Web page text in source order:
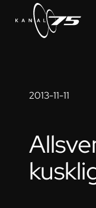
2013-11-11